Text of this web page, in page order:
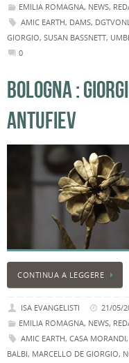
EMILIA ROMAGNA, NEWS,
AMIC EARTH, DAMS,
GIORGIO, SUSAN BASSNETT,
0
BOLOGNA :
ANTUFIEV
CONTINUA A LEGGERE
ISA EVANGELISTI
21/05/
EMILIA ROMAGNA, NEWS,
AMIC EARTH, CASA MORANDI,
BALBI, MARCELLO DE GIORGIO,